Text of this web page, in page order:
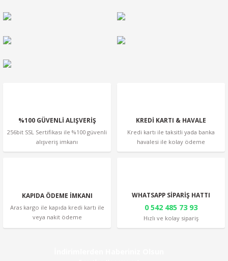
Ürün resmi kalitesiz, bozuk veya görüntülenemiyor.
Ürün açıklamasında eksik bilgiler bulunuyor.
%100 GÜVENLİ ALIŞVERİŞ
256bit SSL Sertifikası ile %100 güvenli
alışveriş imkanı
KREDİ KARTI & HAVALE
Kredi kartı ile taksitli yada banka
havalesi ile kolay ödeme
KAPIDA ÖDEME İMKANI
Aras kargo ile kapıda kredi kartı ile
veya nakit ödeme
WHATSAPP SİPARİŞ HATTI
0 542 485 73 93
Hızlı ve kolay sipariş